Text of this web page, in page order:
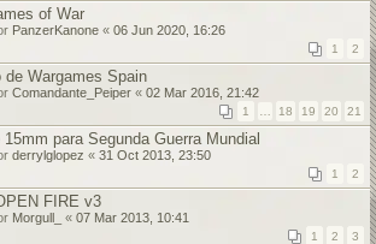
of War
PanzerKanone « 06 Jun 2020, 16:26
1 2
de Wargames Spain
Comandante_Peiper « 02 Mar 2016, 21:42
1 18 19 20 21
para Segunda Guerra Mundial
derrylglopez « 31 Oct 2013, 23:50
1 2
FIRE v3
Morgull_ « 07 Mar 2013, 10:41
1 2 3